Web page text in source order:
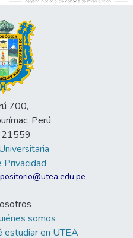
700,
Perú
Privacidad
somos
estudiar en UTEA